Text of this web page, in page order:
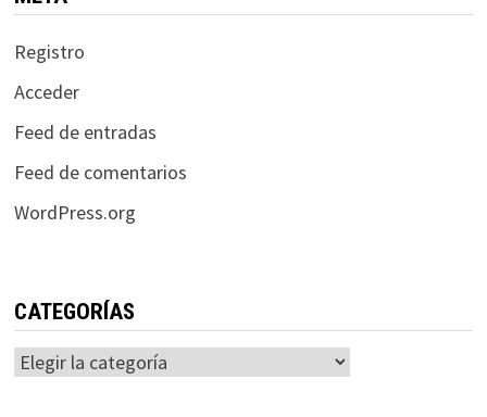
Registro
Acceder
Feed de entradas
Feed de comentarios
WordPress.org
CATEGORÍAS
Categorías